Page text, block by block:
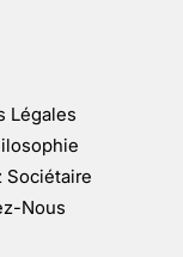
DE SEXE :
PLUS
Légales
Sociétaire
Nous